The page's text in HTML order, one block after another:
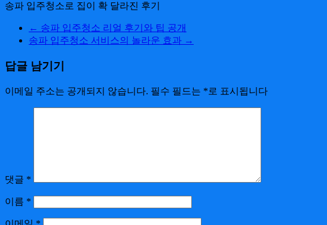
송파 입주청소로 집이 확 달라진 후기
← 송파 입주청소 리얼 후기와 팁 공개
송파 입주청소 서비스의 놀라운 효과 →
답글 남기기
이메일 주소는 공개되지 않습니다. 필수 필드는 * 로 표시됩니다
댓글 *
이름 *